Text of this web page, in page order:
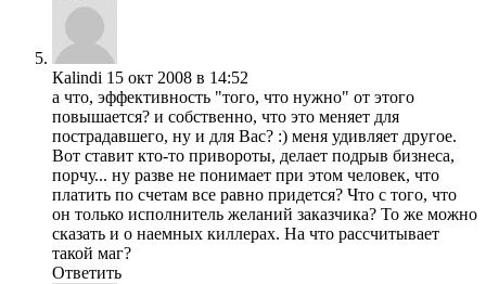
Кalindi 15 окт 2008 в 14:52
а что, эффективность "того, что нужно" от этого
повышается? и собственно, что это меняет для
пострадавшего, ну и для Вас? :) меня удивляет другое.
Вот ставит кто-то привороты, делает подрыв бизнеса,
порчу... ну разве не понимает при этом человек, что
платить по счетам все равно придется? Что с того, что
он только исполнитель желаний заказчика? То же можно
сказать и о наемных киллерах. На что рассчитывает
такой маг?
Ответить